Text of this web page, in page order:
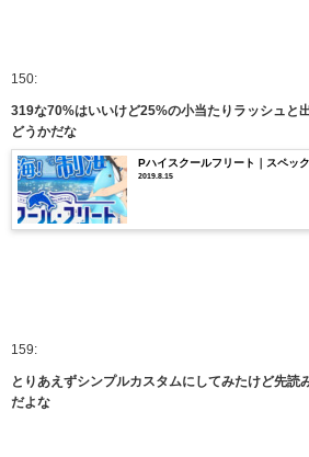
150:
319な70%はいいけど25%の小当たりラッシュと
どうかだな
Pハイスクールフリート｜スペッ
2019.8.15
159:
とりあえずシンプルカスタムにしてみたけど先読
だよな